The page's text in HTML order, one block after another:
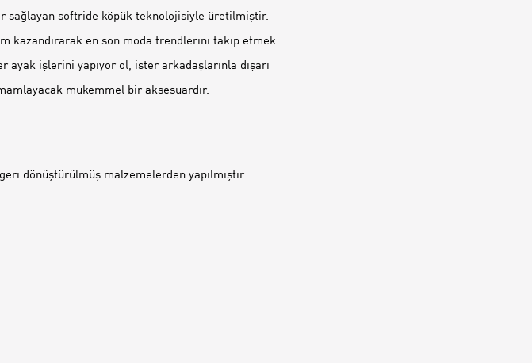
sağlayan softride köpük teknolojisiyle üretilmiştir.
kazandırarak en son moda trendlerini takip etmek
işlerini yapıyor ol, ister arkadaşlarınla dışarı
mükemmel bir aksesuardır.
dönüştürülmüş malzemelerden yapılmıştır.